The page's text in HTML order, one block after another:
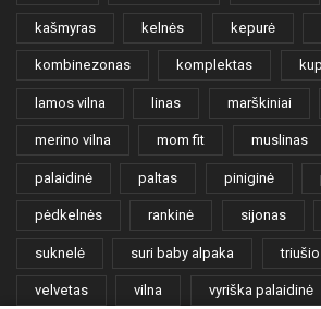
kašmyras kelnės kepurė
kombinezonas komplektas
lamos vilna linas marškiniai
merino vilna mom fit muslinas
palaidinė paltas piniginė
pėdkelnės rankinė sijonas
suknelė suri baby alpaka triušio
velvetas vilna vyriška palaidinė